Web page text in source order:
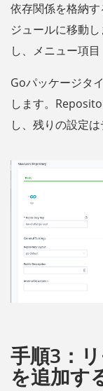
依存関係を格納
ジュールに移動
し、メニュー項
Goパッケージタ
します。
し、残りの設定
手順3：
を追加す